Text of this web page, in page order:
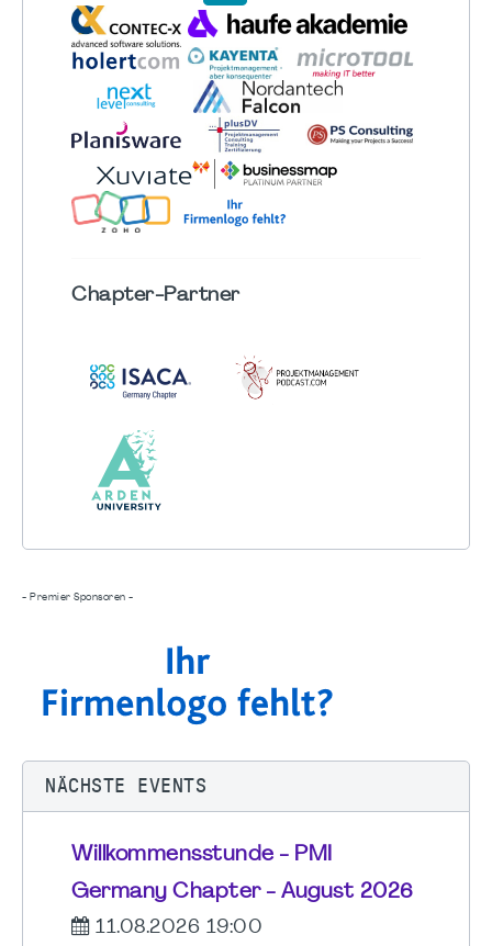
Chapter-Partner
- Premier Sponsoren -
NÄCHSTE EVENTS
Willkommensstunde - PMI
Germany Chapter - August 2026
11.08.2026 19:00